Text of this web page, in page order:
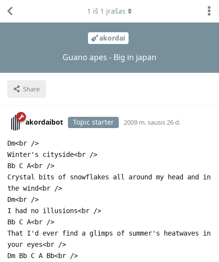
akordai
Guano apes - Big in japan
Share
1 iš 1 įrašas
akordaibot Topic starter 2009 m. sausis 26 d.
Dm<br />
Winter's cityside<br />
Bb C A<br />
Crystal bits of snowflakes all around my head and in
the wind<br />
Dm<br />
I had no illusions<br />
Bb C A<br />
That I'd ever find a glimps of summer's heatwaves in
your eyes<br />
Dm Bb C A Bb<br />